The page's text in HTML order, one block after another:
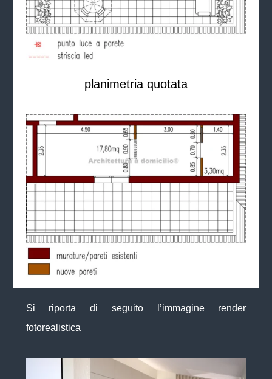
planimetria quotata
Si riporta di seguito l’immagine render
fotorealistica